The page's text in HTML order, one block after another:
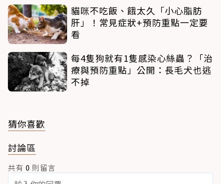
貓咪不吃飯、餓太久「小心脂肪
肝」！常見症狀+預防重點一定要
看
每4隻狗就有1隻感染心絲蟲？「治
療與預防重點」公開：長毛犬也逃
不掉
猜你喜歡
討論區
共有 0 則留言